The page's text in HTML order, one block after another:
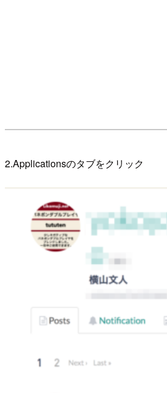
2.Applicationsのタブをクリック